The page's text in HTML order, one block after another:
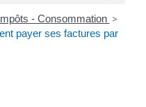
- Consommation >
payer ses factures par